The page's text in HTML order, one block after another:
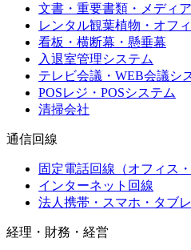
文書・重要書類・メディ
レンタル観葉植物・オフ
看板・横断幕・懸垂幕
入退室管理システム
テレビ会議・WEB会議シ
POSレジ・POSシステム
清掃会社
通信回線
固定電話回線（オフィス・
インターネット回線
法人携帯・スマホ・タブ
経理・財務・経営